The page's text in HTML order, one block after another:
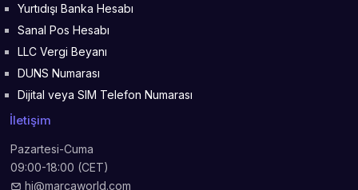
Yurtıdışı Banka Hesabı
Sanal Pos Hesabı
LLC Vergi Beyanı
DUNS Numarası
Dijital veya SIM Telefon Numarası
İletişim
Pazartesi-Cuma
09:00-18:00 (CET)
hi@marcaworld.com